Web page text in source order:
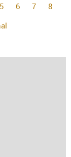
5 6 7
8